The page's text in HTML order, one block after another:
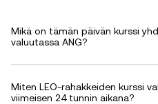
Mikä on tämän päivän kurssi
valuutassa ANG?
Miten LEO-rahakkeiden kurssi
viimeisen 24 tunnin aikana?